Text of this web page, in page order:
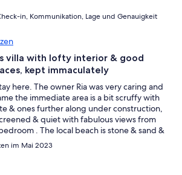
in, Kommunikation, Lage und Genauigkeit
villa with lofty interior & good
kept immaculately
here. The owner Ria was very caring and
the immediate area is a bit scruffy with
& ones further along under construction,
& quiet with fabulous views from
. The local beach is stone & sand &
Local taverna on the seafront served good
We walked 10 minutes to another
im Mai 2023